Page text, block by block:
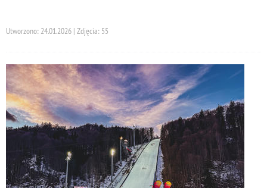
Utworzono: 24.01.2026 | Zdjęcia: 55